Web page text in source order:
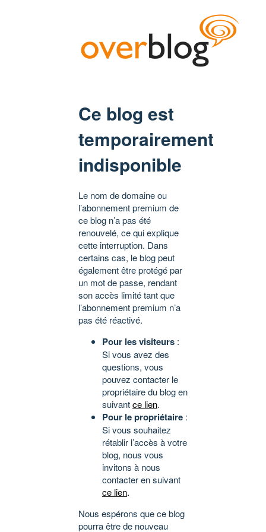
Ce blog est
temporairement
indisponible
Le nom de domaine ou
l’abonnement premium de
ce blog n’a pas été
renouvelé, ce qui explique
cette interruption. Dans
certains cas, le blog peut
également être protégé par
un mot de passe, rendant
son accès limité tant que
l’abonnement premium n’a
pas été réactivé.
Pour les visiteurs :
Si vous avez des
questions, vous
pouvez contacter le
propriétaire du blog en
suivantce lien.
Pour le propriétaire :
Si vous souhaitez
rétablir l’accès à votre
blog, nous vous
invitons à nous
contacter en suivant
ce lien.
Nous espérons que ce blog
pourra être de nouveau